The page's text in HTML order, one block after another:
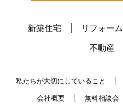
新築住宅 リフォーム
不動産
私たちが大切にしていること
会社概要 無料相談会